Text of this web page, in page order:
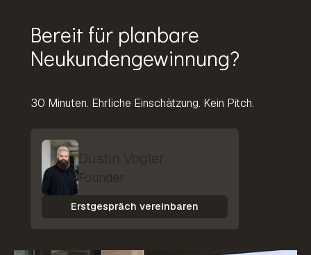
Bereit für planbare
Neukundengewinnung?
30 Minuten. Ehrliche Einschätzung. Kein Pitch.
Erstgespräch vereinbaren